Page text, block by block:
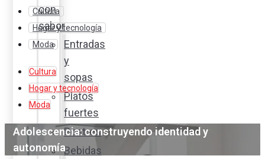
con
sabor
Entradas
y
sopas
Platos
fuertes
Postres
Bebidas
Cultura
Hogar y tecnología
Moda
Cultura
Hogar y tecnología
Moda
Adolescencia: construyendo identidad y
autonomía